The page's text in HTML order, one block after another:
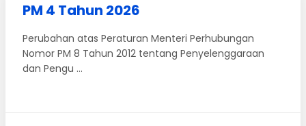
PM 4 Tahun 2026
Perubahan atas Peraturan Menteri Perhubungan
Nomor PM 8 Tahun 2012 tentang Penyelenggaraan
dan Pengu ...